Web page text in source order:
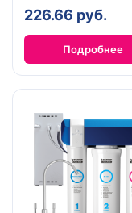
226.66 руб.
Подробнее